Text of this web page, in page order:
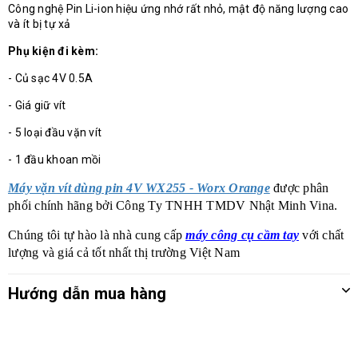
Công nghệ Pin Li-ion hiệu ứng nhớ rất nhỏ, mật độ năng lượng cao
và ít bị tự xả
Phụ kiện đi kèm:
- Củ sạc 4V 0.5A
- Giá giữ vít
- 5 loại đầu vặn vít
- 1 đầu khoan mồi
Máy vặn vít dùng pin 4V WX255 - Worx Orange được phân
phối chính hãng bởi Công Ty TNHH TMDV Nhật Minh Vina.
Chúng tôi tự hào là nhà cung cấpmáy công cụ cầm tay với chất
lượng và giá cả tốt nhất thị trường Việt Nam
Hướng dẫn mua hàng